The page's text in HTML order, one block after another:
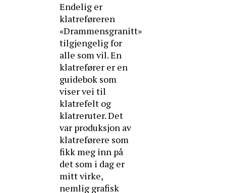
Endelig er
klatreføreren
«Drammensgranitt»
tilgjengelig for
alle som vil. En
klatrefører er en
guidebok som
viser vei til
klatrefelt og
klatreruter. Det
var produksjon av
klatreførere som
fikk meg inn på
det som i dag er
mitt virke,
nemlig grafisk